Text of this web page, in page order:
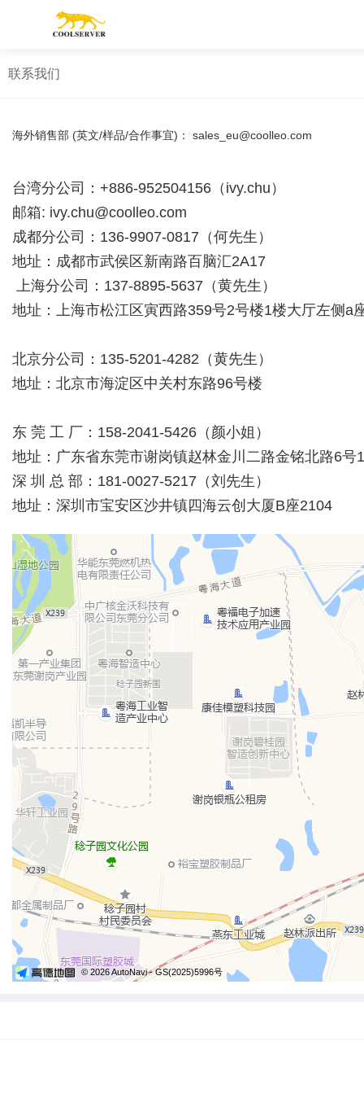
联系我们
海外销售部 (英文/样品/合作事宜)： sales_eu@coolleo.com
台湾分公司：+886-952504156（ivy.chu）
邮箱: ivy.chu@coolleo.com
成都分公司：136-9907-0817（何先生）
地址：成都市武侯区新南路百脑汇2A17
上海分公司：137-8895-5637（黄先生）
地址：上海市松江区寅西路359号2号楼1楼大厅左侧a
北京分公司：135-5201-4282（黄先生）
地址：北京市海淀区中关村东路96号楼
东 莞 工 厂：158-2041-5426（颜小姐）
地址：广东省东莞市谢岗镇赵林金川二路金铭北路6号
深 圳 总 部：181-0027-5217（刘先生）
地址：深圳市宝安区沙井镇四海云创大厦B座2104